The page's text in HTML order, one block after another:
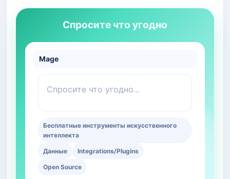
Спросите что угодно
Mage
Спросите что угодно...
Бесплатные инструменты искусственного
интеллекта
Данные Integrations/Plugins
Open Source